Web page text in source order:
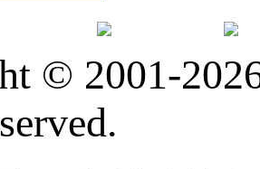
© 2001-